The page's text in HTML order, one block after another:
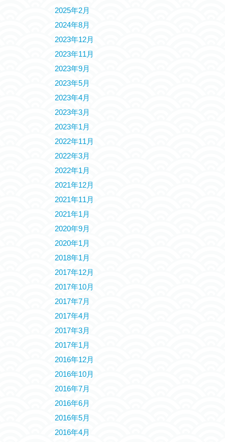
2025年2月
2024年8月
2023年12月
2023年11月
2023年9月
2023年5月
2023年4月
2023年3月
2023年1月
2022年11月
2022年3月
2022年1月
2021年12月
2021年11月
2021年1月
2020年9月
2020年1月
2018年1月
2017年12月
2017年10月
2017年7月
2017年4月
2017年3月
2017年1月
2016年12月
2016年10月
2016年7月
2016年6月
2016年5月
2016年4月